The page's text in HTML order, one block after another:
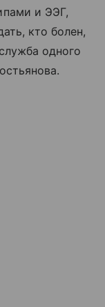
и ЭЭГ,
кто болен,
одного